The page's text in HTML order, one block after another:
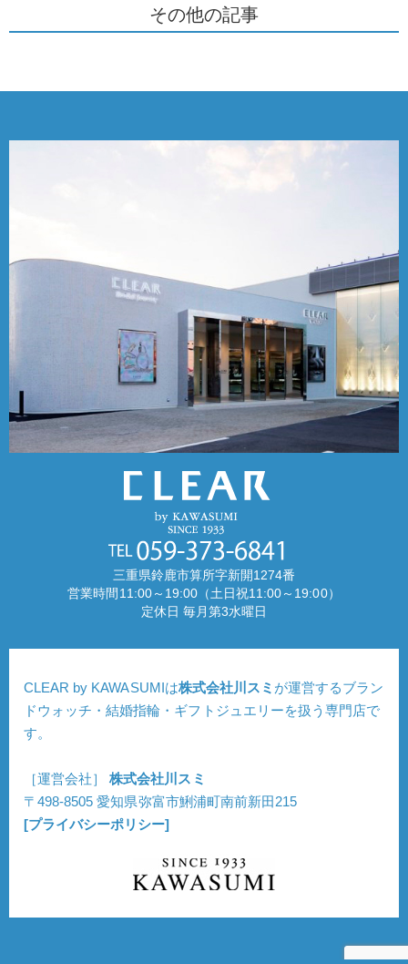
その他の記事
三重県鈴鹿市算所字新開1274番
営業時間11:00～19:00（土日祝11:00～19:00）
定休日 毎月第3水曜日
CLEAR by KAWASUMIは株式会社川スミ が運営するブラン
ドウォッチ・結婚指輪・ギフトジュエリーを扱う専門店で
す。
［運営会社］株式会社川スミ
〒498-8505 愛知県弥富市鯏浦町南前新田215
[プライバシーポリシー]